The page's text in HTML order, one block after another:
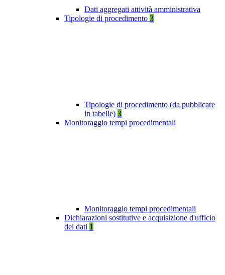
Dati aggregati attività amministrativa
Tipologie di procedimento 3
Tipologie di procedimento (da pubblicare
in tabelle) 3
Monitoraggio tempi procedimentali
Monitoraggio tempi procedimentali
Dichiarazioni sostitutive e acquisizione d'ufficio
dei dati 1